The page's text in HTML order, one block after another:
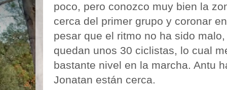
poco, pero conozco muy bien la
cerca del primer grupo y coronar
pesar que el ritmo no ha sido
quedan unos 30 ciclistas, lo cual
bastante nivel en la marcha. Antu
Jonatan están cerca.